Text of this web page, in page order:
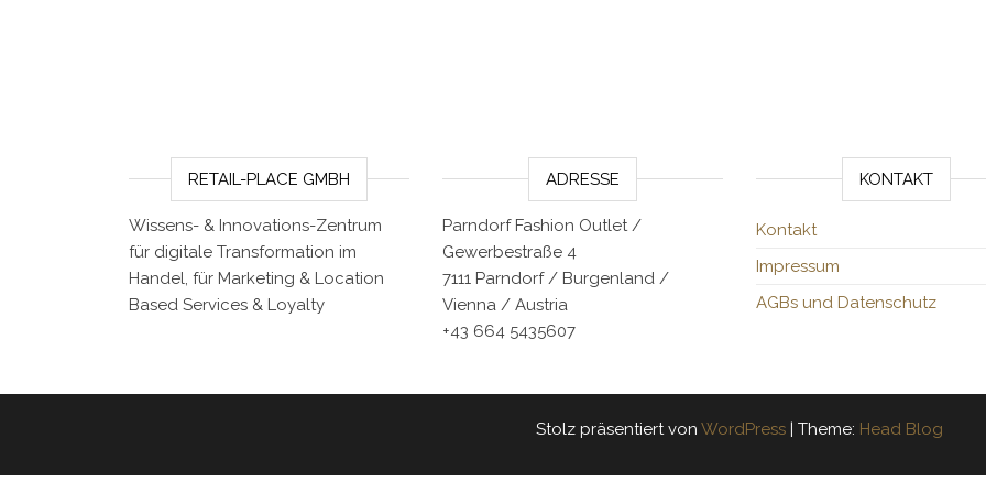
RETAIL-PLACE GMBH
Wissens- & Innovations-Zentrum
für digitale Transformation im
Handel, für Marketing & Location
Based Services & Loyalty
ADRESSE
Parndorf Fashion Outlet /
Gewerbestraße 4
7111 Parndorf / Burgenland /
Vienna / Austria
+43 664 5435607
KONTAKT
Kontakt
Impressum
AGBs und Datenschutz
Stolz präsentiert von WordPress | Theme: Head Blog